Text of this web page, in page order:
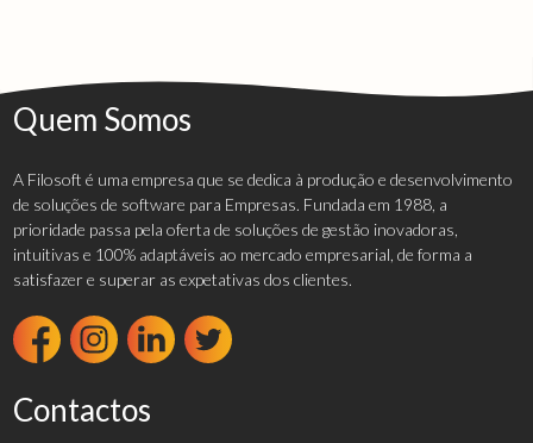
Quem Somos
A Filosoft é uma empresa que se dedica à produção e desenvolvimento
de soluções de software para Empresas. Fundada em 1988, a
prioridade passa pela oferta de soluções de gestão inovadoras,
intuitivas e 100% adaptáveis ao mercado empresarial, de forma a
satisfazer e superar as expetativas dos clientes.
Contactos